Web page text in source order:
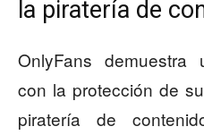
la piratería de
OnlyFans demuestra
con la protección de
piratería de